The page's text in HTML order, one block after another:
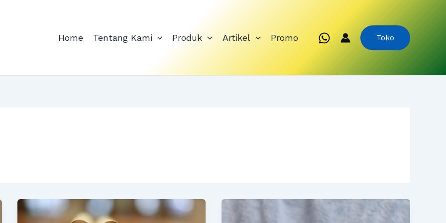
Home Tentang Kami Produk Artikel Promo Toko